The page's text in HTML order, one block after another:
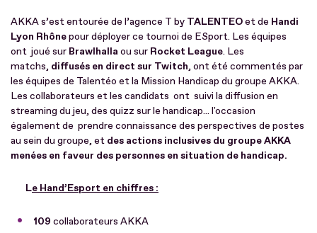
AKKA s’est entourée de l’agence T by TALENTEOet de Handi
Lyon Rhônepour déployer ce tournoi de ESport. Les équipes
ont joué sur Brawlhalla ou sur Rocket League. Les
matchs, diffusés en direct sur Twitch, ont été commentés par
les équipes de Talentéo et la Mission Handicap du groupe AKKA.
Les collaborateurs et les candidats ont suivi la diffusion en
streaming du jeu, des quizz sur le handicap... l'occasion
également de prendre connaissance des perspectives de postes
au sein du groupe, et des actions inclusives du groupe AKKA
menées en faveur des personnes en situation de handicap.
Le Hand’Esport en chiffres :
109 collaborateurs AKKA